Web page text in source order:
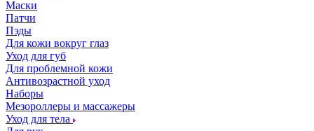
Маски
Патчи
Пэды
Для кожи вокруг глаз
Уход для губ
Для проблемной кожи
Антивозрастной уход
Наборы
Мезороллеры и массажеры
Уход для тела